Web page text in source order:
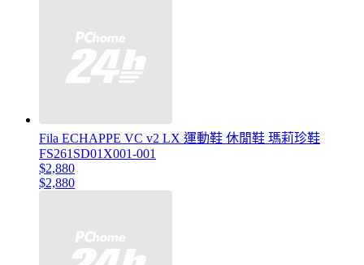
Fila ECHAPPE VC v2 LX 運動鞋 休閒鞋 瑪莉珍鞋
FS261SD01X001-001
$2,880
$2,880